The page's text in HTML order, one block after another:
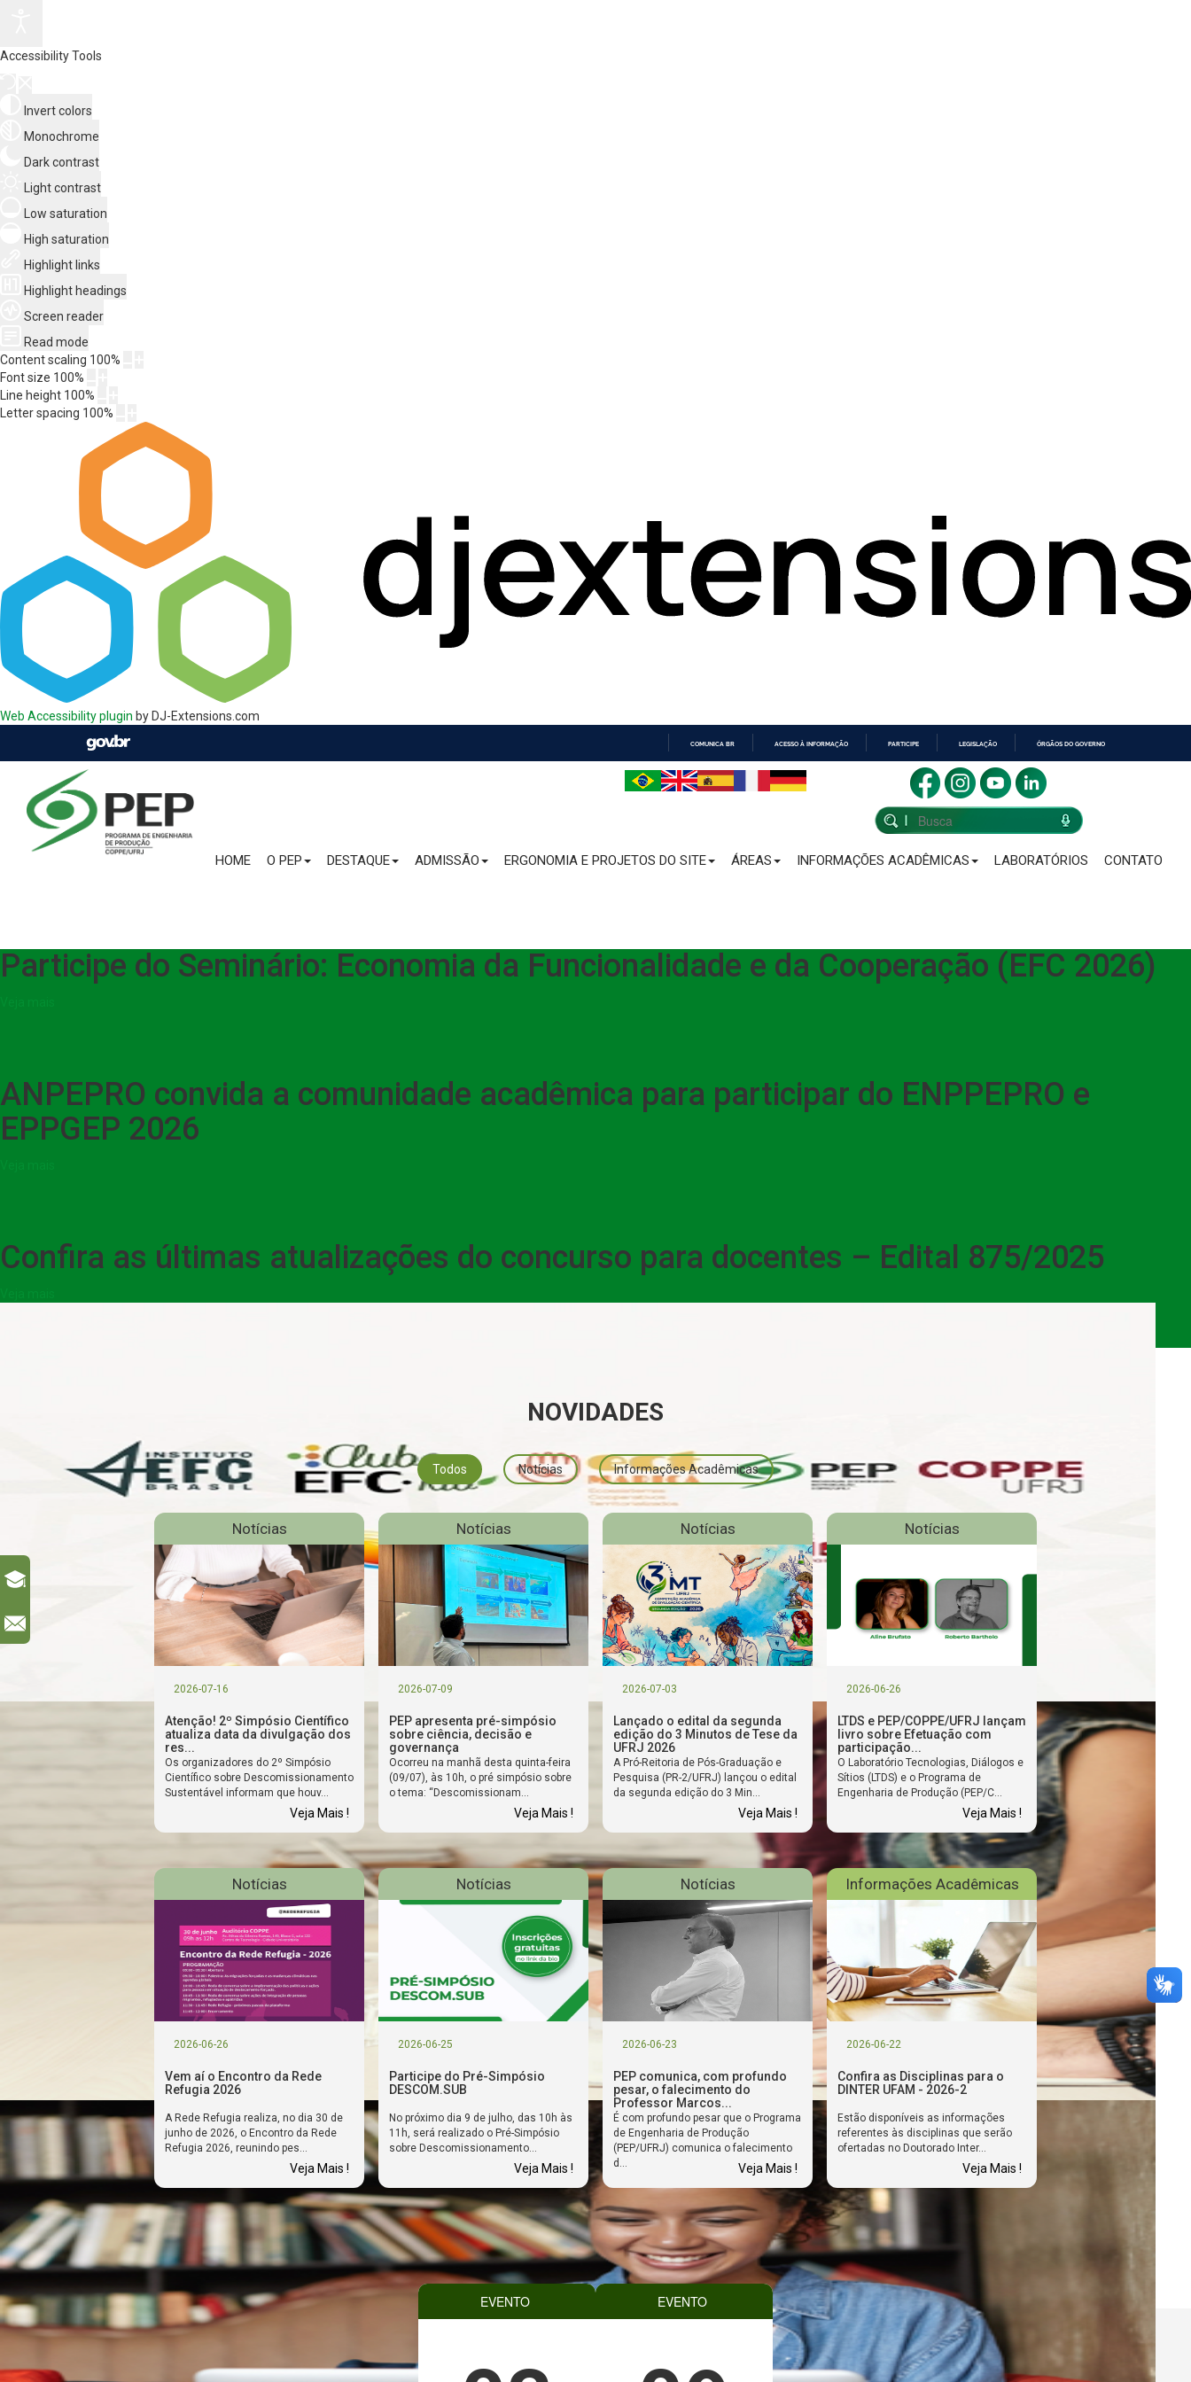
Accessibility Tools
Invert colors
Monochrome
Dark contrast
Light contrast
Low saturation
High saturation
Highlight links
Highlight headings
Screen reader
Read mode
Content scaling 100%
Font size 100%
Line height 100%
Letter spacing 100%
Web Accessibility plugin by DJ-Extensions.com
COMUNICA BR ACESSO À INFORMAÇÃO PARTICIPE LEGISLAÇÃO ÓRGÃOS DO GOVERNO
HOME O PEP DESTAQUE ADMISSÃO ERGONOMIA E PROJETOS DO SITE ÁREAS INFORMAÇÕES ACADÊMICAS LABORATÓRIOS CONTATO
Participe do Seminário: Economia da Funcionalidade e da Cooperação (EFC 2026)
ANPEPRO convida a comunidade acadêmica para participar do ENPPEPRO e
EPPGEP 2026
Confira as últimas atualizações do concurso para docentes – Edital 875/2025
NOVIDADES
Todos Notícias Informações Acadêmicas
Notícias
2026-07-16
Atenção! 2º Simpósio Científico
atualiza data da divulgação dos
res...
Os organizadores do 2º Simpósio
Científico sobre Descomissionamento
Sustentável informam que houv...
Veja Mais !
Notícias
2026-07-09
PEP apresenta pré-simpósio
sobre ciência, decisão e
governança
Ocorreu na manhã desta quinta-feira
(09/07), às 10h, o pré simpósio sobre
o tema: “Descomissionam...
Veja Mais !
Notícias
2026-07-03
Lançado o edital da segunda
edição do 3 Minutos de Tese da
UFRJ 2026
A Pró-Reitoria de Pós-Graduação e
Pesquisa (PR-2/UFRJ) lançou o edital
da segunda edição do 3 Min...
Veja Mais !
Notícias
2026-06-26
LTDS e PEP/COPPE/UFRJ lançam
livro sobre Efetuação com
participação...
O Laboratório Tecnologias, Diálogos e
Sítios (LTDS) e o Programa de
Engenharia de Produção (PEP/C...
Veja Mais !
Notícias
2026-06-26
Vem aí o Encontro da Rede
Refugia 2026
A Rede Refugia realiza, no dia 30 de
junho de 2026, o Encontro da Rede
Refugia 2026, reunindo pes...
Veja Mais !
Notícias
2026-06-25
Participe do Pré-Simpósio
DESCOM.SUB
No próximo dia 9 de julho, das 10h às
11h, será realizado o Pré-Simpósio
sobre Descomissionamento...
Veja Mais !
Notícias
2026-06-23
PEP comunica, com profundo
pesar, o falecimento do
Professor Marcos...
É com profundo pesar que o Programa
de Engenharia de Produção
(PEP/UFRJ) comunica o falecimento
d...
Veja Mais !
Informações Acadêmicas
2026-06-22
Confira as Disciplinas para o
DINTER UFAM - 2026-2
Estão disponíveis as informações
referentes às disciplinas que serão
ofertadas no Doutorado Inter...
Veja Mais !
EVENTO EVENTO